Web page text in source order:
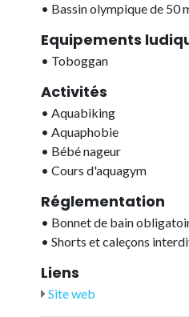
• Bassin olympique de 50
Equipements
• Toboggan
Activités
• Aquabiking
• Aquaphobie
• Bébé nageur
• Cours d'aquagym
Réglementation
• Bonnet de bain
• Shorts et caleçons
Liens
Site web